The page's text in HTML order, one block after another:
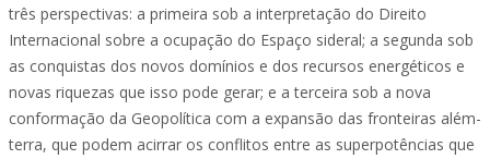
três perspectivas: a primeira sob a interpretação do Direito
Internacional sobre a ocupação do Espaço sideral; a segunda sob
as conquistas dos novos domínios e dos recursos energéticos e
novas riquezas que isso pode gerar; e a terceira sob a nova
conformação da Geopolítica com a expansão das fronteiras além-
terra, que podem acirrar os conflitos entre as superpotências que